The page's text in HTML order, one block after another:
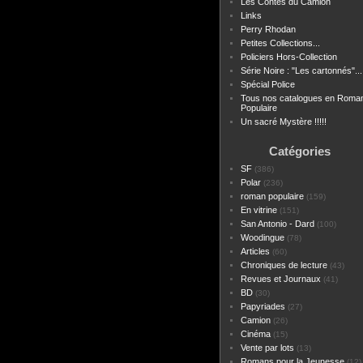
Links
Perry Rhodan
Petites Collections...
Policiers Hors-Collection
Série Noire : "Les cartonnés"...
Spécial Police
Tous nos catalogues en
Populaire
Un sacré Mystère !!!!!
Catégories
SF (386)
Polar (236)
roman populaire (159)
En vitrine (151)
San Antonio - Dard (100)
Woodingue (78)
Articles (60)
Chroniques de lecture (43)
Revues et Journaux (41)
BD (30)
Papyriades (27)
Camion (26)
Cinéma (15)
Vente par lots (13)